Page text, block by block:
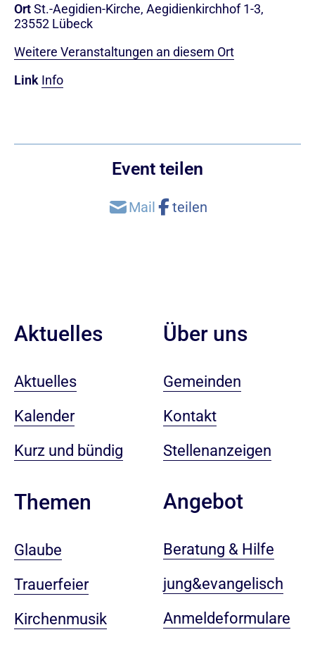
OrtSt.-Aegidien-Kirche, Aegidienkirchhof 1-3,
23552 Lübeck
Weitere Veranstaltungen an diesem Ort
Link Info
Event teilen
Aktuelles
Aktuelles
Kalender
Kurz und bündig
Themen
Glaube
Trauerfeier
Kirchenmusik
Über uns
Gemeinden
Kontakt
Stellenanzeigen
Angebot
Beratung & Hilfe
jung&evangelisch
Anmeldeformulare